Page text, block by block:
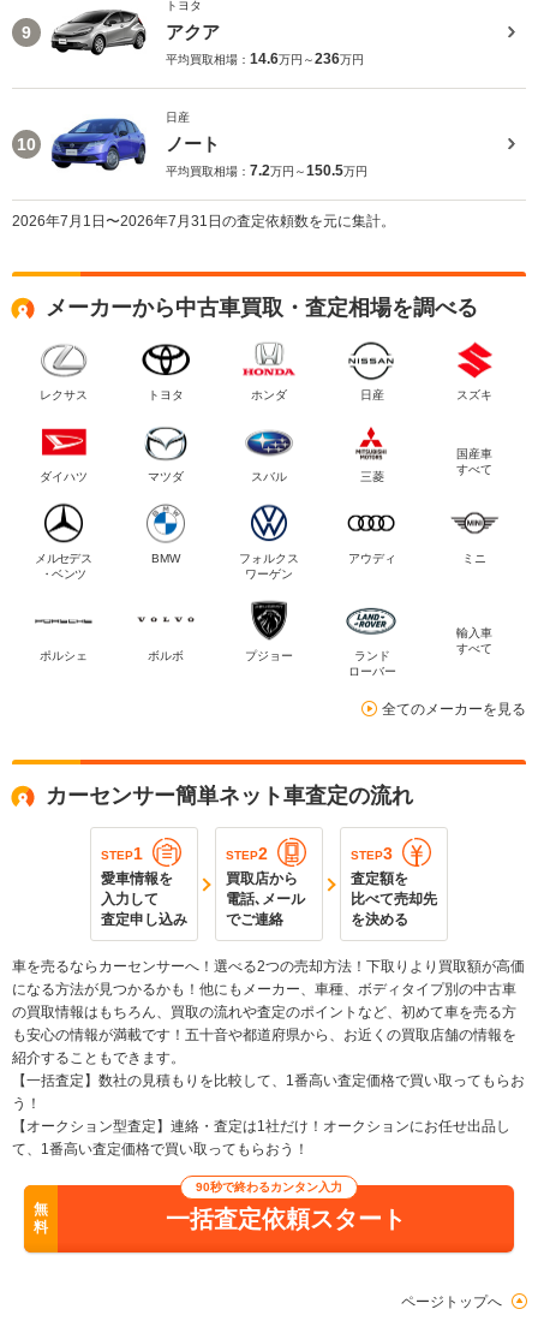
9
トヨタ
アクア
平均買取相場： 14.6万円～236万円
10
日産
ノート
平均買取相場： 7.2万円～150.5万円
2026年7月1日〜2026年7月31日の査定依頼数を元に集計。
メーカーから中古車買取・査定相場を調べる
レクサス トヨタ ホンダ 日産 スズキ
ダイハツ マツダ スバル 三菱
国産車
すべて
メルセデス
・ベンツ
BMW
フォルクス
ワーゲン
アウディ ミニ
ポルシェ ボルボ プジョー
ランド
ローバー
輸入車
すべて
全てのメーカーを見る
カーセンサー簡単ネット車査定の流れ
STEP1
愛車情報を
入力して
査定申し込み
STEP2
買取店から
電話､メール
でご連絡
STEP3
査定額を
比べて売却先
を決める
車を売るならカーセンサーへ！選べる2つの売却方法！下取りより買取額が高価
になる方法が見つかるかも！他にもメーカー、車種、ボディタイプ別の中古車
の買取情報はもちろん、買取の流れや査定のポイントなど、初めて車を売る方
も安心の情報が満載です！五十音や都道府県から、お近くの買取店舗の情報を
紹介することもできます。
【一括査定】数社の見積もりを比較して、1番高い査定価格で買い取ってもらお
う！
【オークション型査定】連絡・査定は1社だけ！オークションにお任せ出品し
て、1番高い査定価格で買い取ってもらおう！
無
料
90秒で終わるカンタン入力
一括査定依頼スタート
ページトップへ